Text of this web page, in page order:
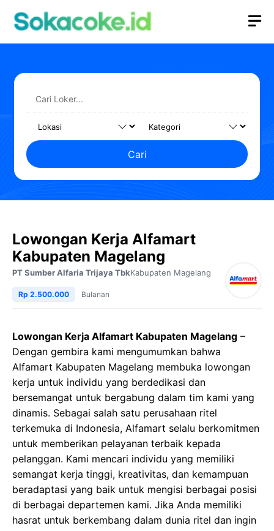
Cari
Lowongan Kerja Alfamart
Kabupaten Magelang
PT Sumber Alfaria Trijaya TbkKabupaten Magelang
Rp 2.500.000 Bulanan
Lowongan Kerja Alfamart Kabupaten Magelang –
Dengan gembira kami mengumumkan bahwa
Alfamart Kabupaten Magelang membuka lowongan
kerja untuk individu yang berdedikasi dan
bersemangat untuk bergabung dalam tim kami yang
dinamis. Sebagai salah satu perusahaan ritel
terkemuka di Indonesia, Alfamart selalu berkomitmen
untuk memberikan pelayanan terbaik kepada
pelanggan. Kami mencari individu yang memiliki
semangat kerja tinggi, kreativitas, dan kemampuan
beradaptasi yang baik untuk mengisi berbagai posisi
di berbagai departemen kami. Jika Anda memiliki
hasrat untuk berkembang dalam dunia ritel dan ingin